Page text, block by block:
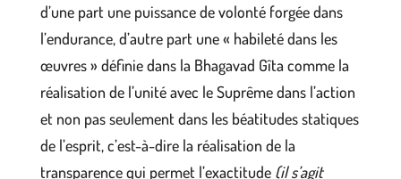
d’une part une puissance de volonté forgée dans
l’endurance, d’autre part une « habileté dans les
œuvres » définie dans la Bhagavad Gîta comme la
réalisation de l’unité avec le Suprême dans l’action
et non pas seulement dans les béatitudes statiques
de l’esprit, c’est-à-dire la réalisation de la
transparence qui permet l’exactitude (il s’agit